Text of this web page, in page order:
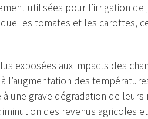
utilisées pour l’irrigation de
les tomates et les carottes,
exposées aux impacts des
l’augmentation des
une grave dégradation de
des revenus agricoles